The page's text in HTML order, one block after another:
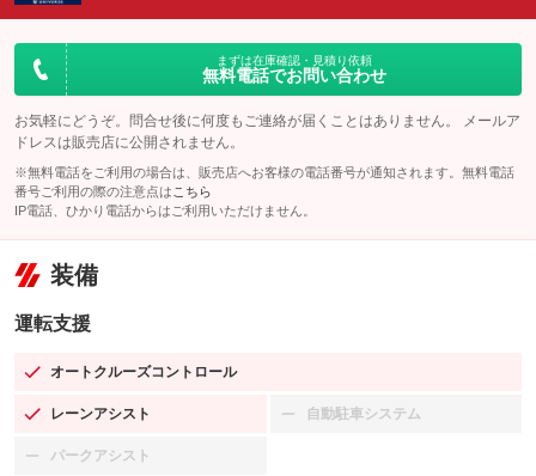
まずは在庫確認・見積り依頼
無料電話でお問い合わせ
お気軽にどうぞ。問合せ後に何度もご連絡が届くことはありません。 メールア
ドレスは販売店に公開されません。
※無料電話をご利用の場合は、販売店へお客様の電話番号が通知されます。無料電話
番号ご利用の際の注意点は こちら
IP電話、ひかり電話からはご利用いただけません。
装備
運転支援
オートクルーズコントロール
：装備あり
レーンアシスト
：装備あり 自動駐車システム
：装備なし
パークアシスト
：装備なし